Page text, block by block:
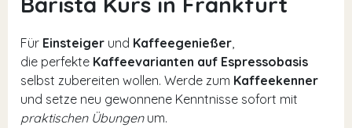
Für Einsteiger und Kaffeegenießer,
die perfekte Kaffeevarianten auf Espressobasis
selbst zubereiten wollen. Werde zum Kaffeekenner
und setze neu gewonnene Kenntnisse sofort mit
praktischen Übungenum.